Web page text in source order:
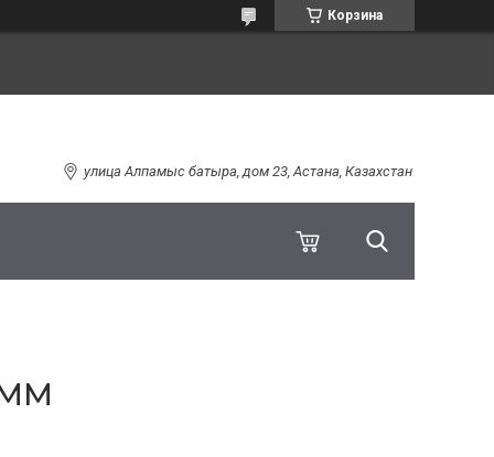
Корзина
улица Алпамыс батыра, дом 23, Астана, Казахстан